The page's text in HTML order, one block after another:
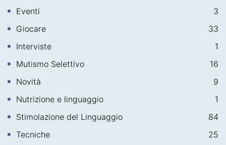
Eventi
3
Giocare
33
Interviste
1
Mutismo Selettivo
16
Novità
9
Nutrizione e linguaggio
1
Stimolazione del Linguaggio
84
Tecniche
25